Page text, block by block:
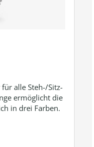
alle Steh-/Sitz-
ermöglicht die
in drei Farben.